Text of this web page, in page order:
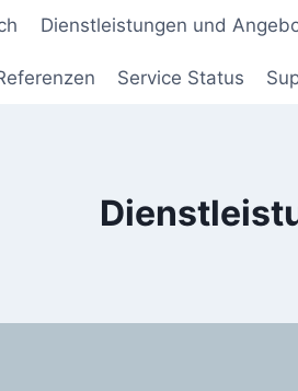
Dienstleistungen und
Service Status